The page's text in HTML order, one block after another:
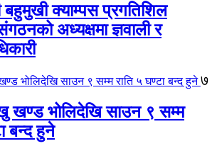
क्याम्पस प्रगतिशिल
अध्यक्षमा ज्ञवाली र
७
खण्ड भोलिदेखि साउन ९ सम्म
बन्द हुने